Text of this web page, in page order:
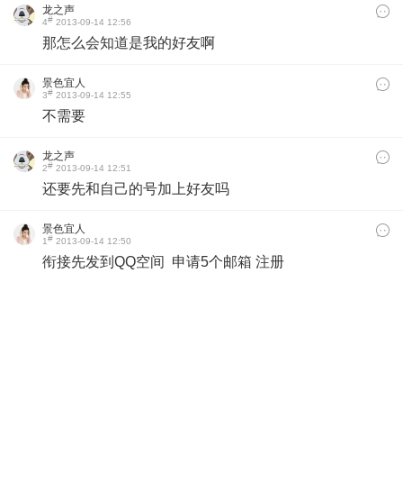
龙之声
4# 2013-09-14 12:56
那怎么会知道是我的好友啊
景色宜人
3# 2013-09-14 12:55
不需要
龙之声
2# 2013-09-14 12:51
还要先和自己的号加上好友吗
景色宜人
1# 2013-09-14 12:50
衔接先发到QQ空间 申请5个邮箱 注册